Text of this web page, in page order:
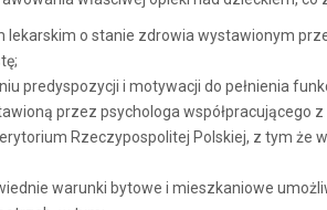
lekarskim o stanie zdrowia wystawionym
predyspozycji i motywacji do pełnienia
przez psychologa współpracującego z
Rzeczypospolitej Polskiej, z tym że
warunki bytowe i mieszkaniowe